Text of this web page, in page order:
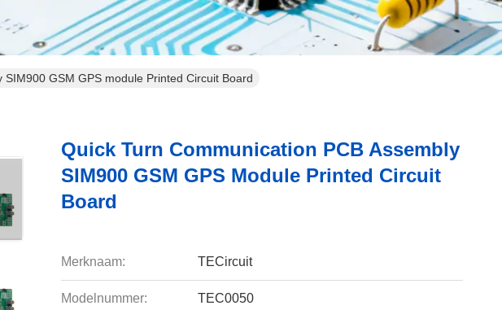
GSM GPS module Printed Circuit Board
Quick Turn Communication PCB Assembly
SIM900 GSM GPS Module Printed Circuit
Board
Merknaam: TECircuit
Modelnummer: TEC0050